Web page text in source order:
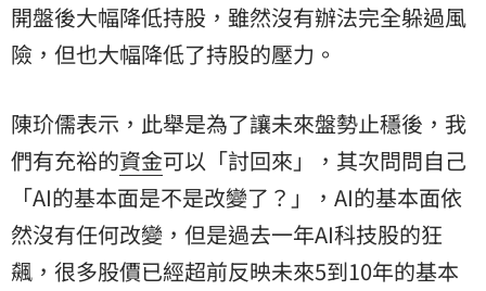
開盤後大幅降低持股，雖然沒有辦法完全躲過風
險，但也大幅降低了持股的壓力。
陳玠儒表示，此舉是為了讓未來盤勢止穩後，我
們有充裕的資金可以「討回來」，其次問問自己
「AI的基本面是不是改變了？」，AI的基本面依
然沒有任何改變，但是過去一年AI科技股的狂
飆，很多股價已經超前反映未來5到10年的基本